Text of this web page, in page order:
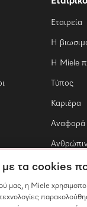
Εταιρεία
Η
Η Miele
Τύπος
Καριέρα
Αναφορά
με τα cookies
μας, η Miele